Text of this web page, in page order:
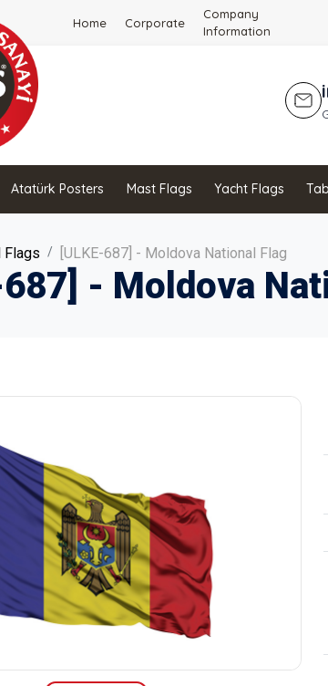
Home Corporate
Company
Information
Atatürk Posters Mast Flags Yacht Flags
Flags [ULKE-687] - Moldova National Flag
687] - Moldova